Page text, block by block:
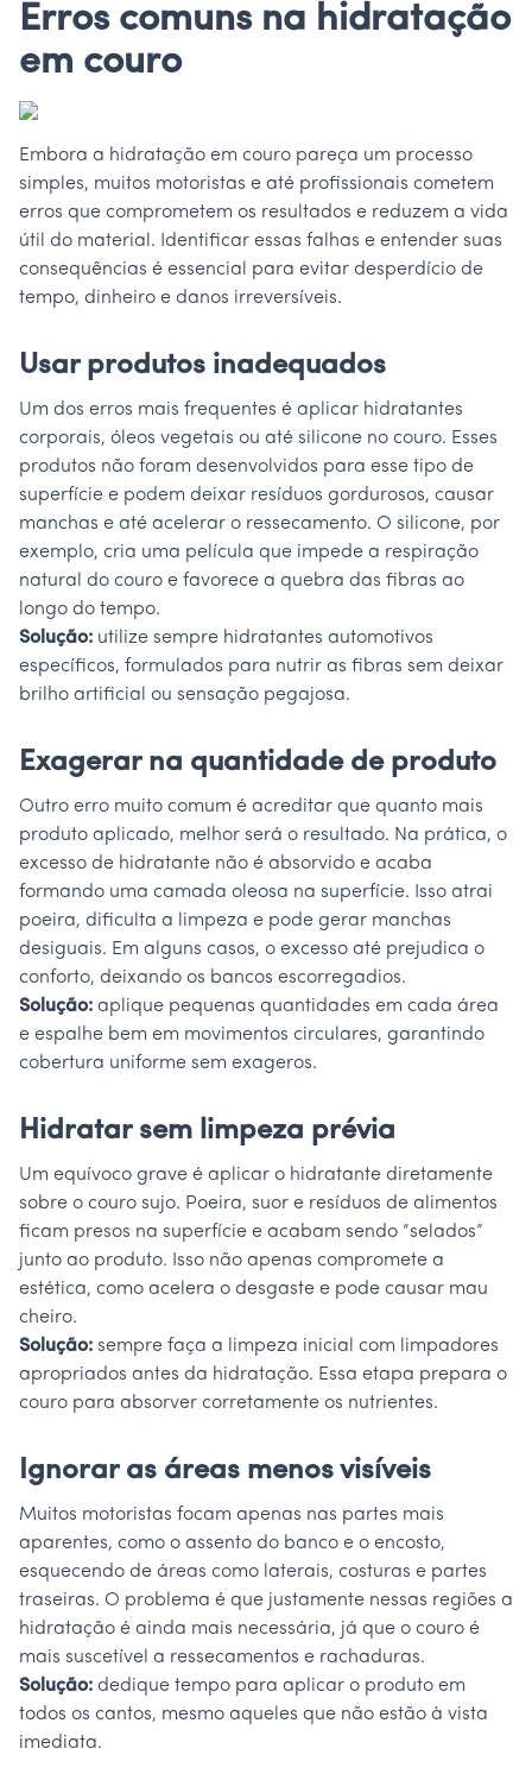
Erros comuns na hidratação
em couro
Embora a hidratação em couro pareça um processo
simples, muitos motoristas e até profissionais cometem
erros que comprometem os resultados e reduzem a vida
útil do material. Identificar essas falhas e entender suas
consequências é essencial para evitar desperdício de
tempo, dinheiro e danos irreversíveis.
Usar produtos inadequados
Um dos erros mais frequentes é aplicar hidratantes
corporais, óleos vegetais ou até silicone no couro. Esses
produtos não foram desenvolvidos para esse tipo de
superfície e podem deixar resíduos gordurosos, causar
manchas e até acelerar o ressecamento. O silicone, por
exemplo, cria uma película que impede a respiração
natural do couro e favorece a quebra das fibras ao
longo do tempo.
Solução: utilize sempre hidratantes automotivos
específicos, formulados para nutrir as fibras sem deixar
brilho artificial ou sensação pegajosa.
Exagerar na quantidade de produto
Outro erro muito comum é acreditar que quanto mais
produto aplicado, melhor será o resultado. Na prática, o
excesso de hidratante não é absorvido e acaba
formando uma camada oleosa na superfície. Isso atrai
poeira, dificulta a limpeza e pode gerar manchas
desiguais. Em alguns casos, o excesso até prejudica o
conforto, deixando os bancos escorregadios.
Solução: aplique pequenas quantidades em cada área
e espalhe bem em movimentos circulares, garantindo
cobertura uniforme sem exageros.
Hidratar sem limpeza prévia
Um equívoco grave é aplicar o hidratante diretamente
sobre o couro sujo. Poeira, suor e resíduos de alimentos
ficam presos na superfície e acabam sendo “selados”
junto ao produto. Isso não apenas compromete a
estética, como acelera o desgaste e pode causar mau
cheiro.
Solução: sempre faça a limpeza inicial com limpadores
apropriados antes da hidratação. Essa etapa prepara o
couro para absorver corretamente os nutrientes.
Ignorar as áreas menos visíveis
Muitos motoristas focam apenas nas partes mais
aparentes, como o assento do banco e o encosto,
esquecendo de áreas como laterais, costuras e partes
traseiras. O problema é que justamente nessas regiões a
hidratação é ainda mais necessária, já que o couro é
mais suscetível a ressecamentos e rachaduras.
Solução: dedique tempo para aplicar o produto em
todos os cantos, mesmo aqueles que não estão à vista
imediata.